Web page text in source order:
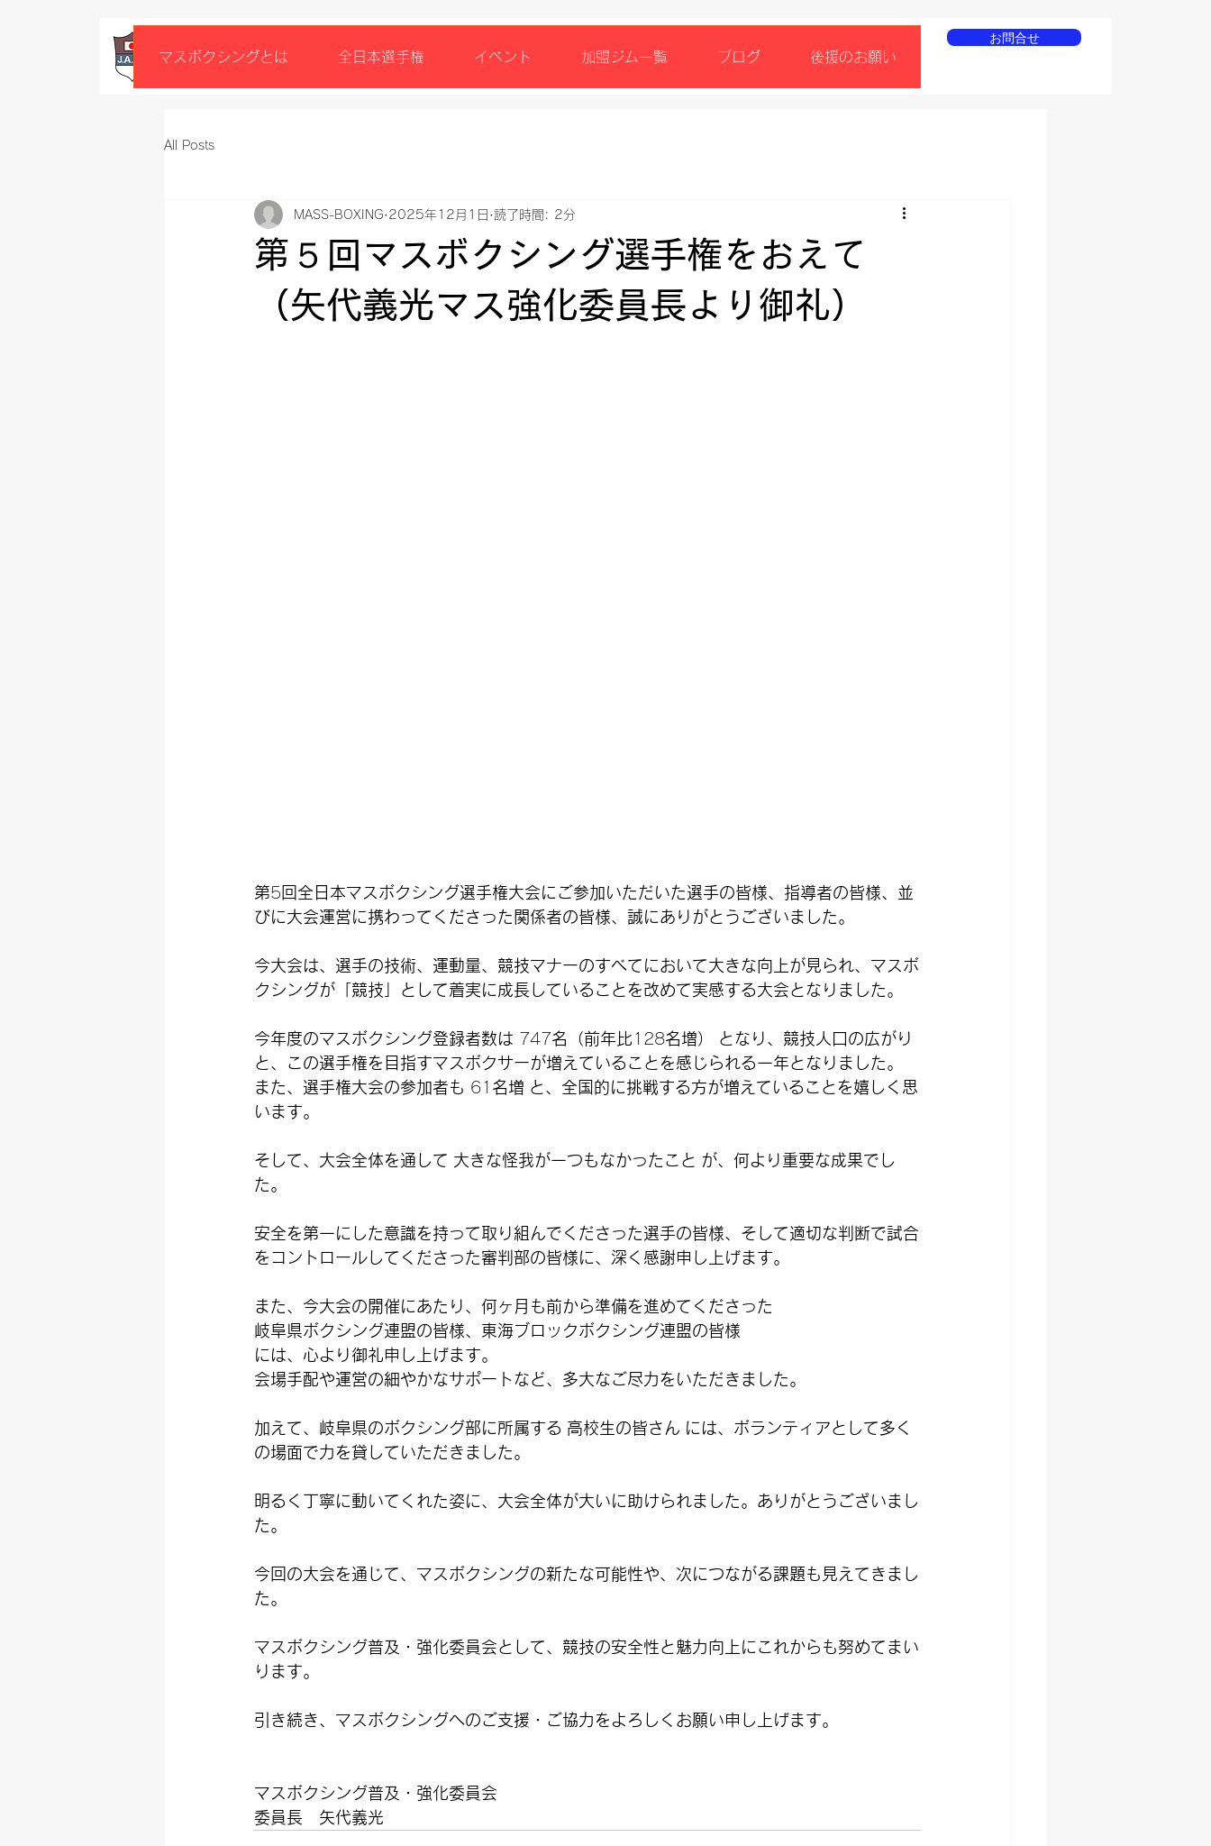
マスボクシングとは 全日本選手権 イベント 加盟ジム一覧 ブログ 後援のお願い
お問合せ
All Posts
第５回マスボクシング選手権をおえて
（矢代義光マス強化委員長より御礼）
MASS-BOXING 2025年12月1日 読了時間: 2分
第5 回全日本マスボクシング選手権大会にご参加いただいた選手の皆様、指導者の皆様、並
びに大会運営に携わってくださった関係者の皆様、誠にありがとうございました。
今大会は、選手の技術、運動量、競技マナーのすべてにおいて大きな向上が見られ、マスボ
クシングが「競技」として着実に成長していることを改めて実感する大会となりました。
今年度のマスボクシング登録者数は 747名（前年比 128名増）
となり、競技人口の広がり
と、この選手権を目指すマスボクサーが増えていることを感じられる一年となりました。
また、選手権大会の参加者も 61 名増 と、全国的に挑戦する方が増えていることを嬉しく思
います。
そして、大会全体を通して 大きな怪我が一つもなかったこと が、何より重要な成果でし
た。
安全を第一にした意識を持って取り組んでくださった選手の皆様、そして適切な判断で試合
をコントロールしてくださった審判部の皆様に、深く感謝申し上げます。
また、今大会の開催にあたり、何ヶ月も前から準備を進めてくださった
岐阜県ボクシング連盟の皆様、東海ブロックボクシング連盟の皆様
には、心より御礼申し上げます。
会場手配や運営の細やかなサポートなど、多大なご尽力をいただきました。
加えて、岐阜県のボクシング部に所属する 高校生の皆さん には、ボランティアとして多く
の場面で力を貸していただきました。
明るく丁寧に動いてくれた姿に、大会全体が大いに助けられました。ありがとうございまし
た。
今回の大会を通じて、マスボクシングの新たな可能性や、次につながる課題も見えてきまし
た。
マスボクシング普及・強化委員会として、競技の安全性と魅力向上にこれからも努めてまい
ります。
引き続き、マスボクシングへのご支援・ご協力をよろしくお願い申し上げます。
マスボクシング普及・強化委員会
委員長　矢代義光